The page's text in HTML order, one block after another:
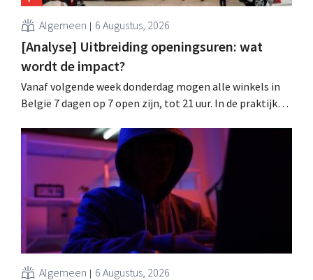
Algemeen 6 Augustus, 2026
[Analyse] Uitbreiding openingsuren: wat
wordt de impact?
Vanaf volgende week donderdag mogen alle winkels in
België 7 dagen op 7 open zijn, tot 21 uur. In de praktijk
arbeidswetgeving een hinderpaal. Is er een gelijk
speelveld?
Algemeen 6 Augustus, 2026